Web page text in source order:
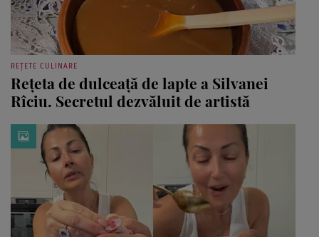
REȚETE CULINARE
Rețeta de dulceață de lapte a Silvanei
Rîciu. Secretul dezvăluit de artistă